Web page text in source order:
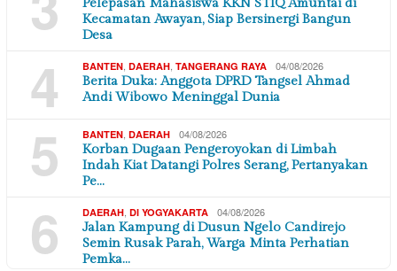
Pelepasan Mahasiswa KKN STIQ Amuntai di
Kecamatan Awayan, Siap Bersinergi Bangun
Desa
4 BANTEN, DAERAH, TANGERANG RAYA 04/08/2026
Berita Duka: Anggota DPRD Tangsel Ahmad
Andi Wibowo Meninggal Dunia
5 BANTEN, DAERAH 04/08/2026
Korban Dugaan Pengeroyokan di Limbah
Indah Kiat Datangi Polres Serang, Pertanyakan
Pe…
6 DAERAH, DI YOGYAKARTA 04/08/2026
Jalan Kampung di Dusun Ngelo Candirejo
Semin Rusak Parah, Warga Minta Perhatian
Pemka…